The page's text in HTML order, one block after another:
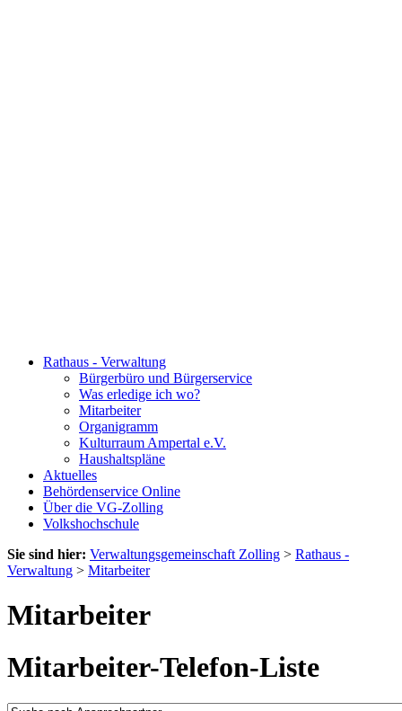
Rathaus - Verwaltung
Bürgerbüro und Bürgerservice
Was erledige ich wo?
Mitarbeiter
Organigramm
Kulturraum Ampertal e.V.
Haushaltspläne
Aktuelles
Behördenservice Online
Über die VG-Zolling
Volkshochschule
Sie sind hier: Verwaltungsgemeinschaft Zolling > Rathaus -
Verwaltung > Mitarbeiter
Mitarbeiter
Mitarbeiter-Telefon-Liste